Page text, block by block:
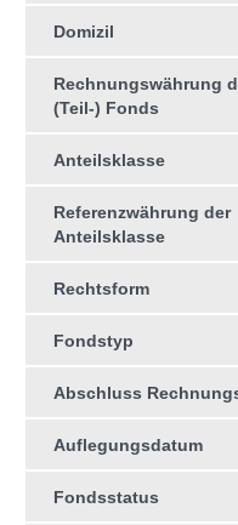
Domizil
Rechnungswährung
(Teil-) Fonds
Anteilsklasse
Referenzwährung der
Anteilsklasse
Rechtsform
Fondstyp
Abschluss
Auflegungsdatum
Fondsstatus